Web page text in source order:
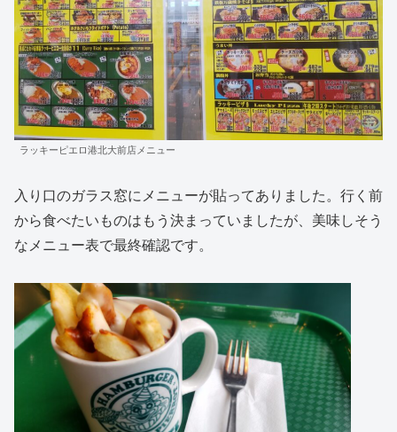
ラッキーピエロ港北大前店メニュー
入り口のガラス窓にメニューが貼ってありました。行く前
から食べたいものはもう決まっていましたが、美味しそう
なメニュー表で最終確認です。